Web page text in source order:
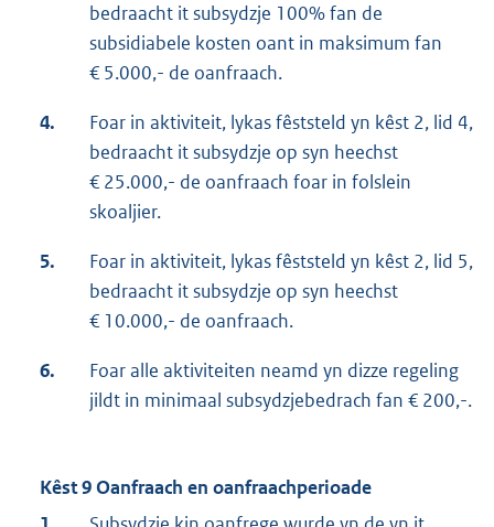
bedraacht it subsydzje 100% fan de
subsidiabele kosten oant in maksimum fan
€ 5.000,- de oanfraach.
4.
Foar in aktiviteit, lykas fêststeld yn kêst 2, lid 4,
bedraacht it subsydzje op syn heechst
€ 25.000,- de oanfraach foar in folslein
skoaljier.
5.
Foar in aktiviteit, lykas fêststeld yn kêst 2, lid 5,
bedraacht it subsydzje op syn heechst
€ 10.000,- de oanfraach.
6.
Foar alle aktiviteiten neamd yn dizze regeling
jildt in minimaal subsydzjebedrach fan € 200,-.
Kêst 9 Oanfraach en oanfraachperioade